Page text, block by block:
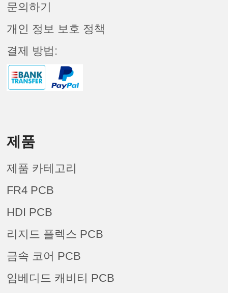
문의하기
개인 정보 보호 정책
결제 방법:
제품
제품 카테고리
FR4 PCB
HDI PCB
리지드 플렉스 PCB
금속 코어 PCB
임베디드 캐비티 PCB